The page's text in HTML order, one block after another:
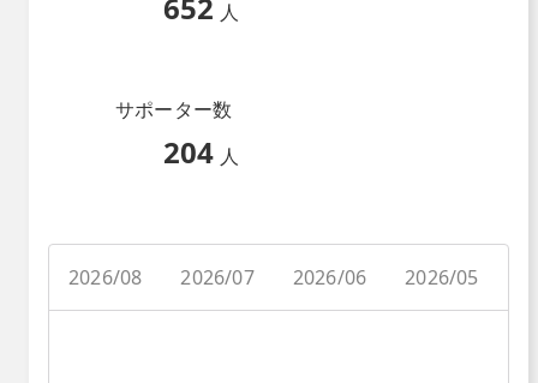
人
サポーター数
204 人
2026/08 2026/07 2026/06 2026/05